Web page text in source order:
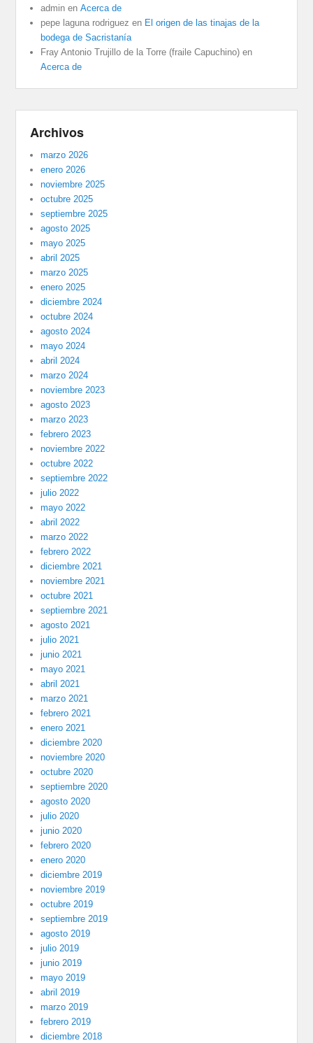
admin enAcerca de
pepe laguna rodriguez en El origen de las tinajas de la
bodega de Sacristanía
Fray Antonio Trujillo de la Torre (fraile Capuchino) en
Acerca de
Archivos
marzo 2026
enero 2026
noviembre 2025
octubre 2025
septiembre 2025
agosto 2025
mayo 2025
abril 2025
marzo 2025
enero 2025
diciembre 2024
octubre 2024
agosto 2024
mayo 2024
abril 2024
marzo 2024
noviembre 2023
agosto 2023
marzo 2023
febrero 2023
noviembre 2022
octubre 2022
septiembre 2022
julio 2022
mayo 2022
abril 2022
marzo 2022
febrero 2022
diciembre 2021
noviembre 2021
octubre 2021
septiembre 2021
agosto 2021
julio 2021
junio 2021
mayo 2021
abril 2021
marzo 2021
febrero 2021
enero 2021
diciembre 2020
noviembre 2020
octubre 2020
septiembre 2020
agosto 2020
julio 2020
junio 2020
febrero 2020
enero 2020
diciembre 2019
noviembre 2019
octubre 2019
septiembre 2019
agosto 2019
julio 2019
junio 2019
mayo 2019
abril 2019
marzo 2019
febrero 2019
diciembre 2018